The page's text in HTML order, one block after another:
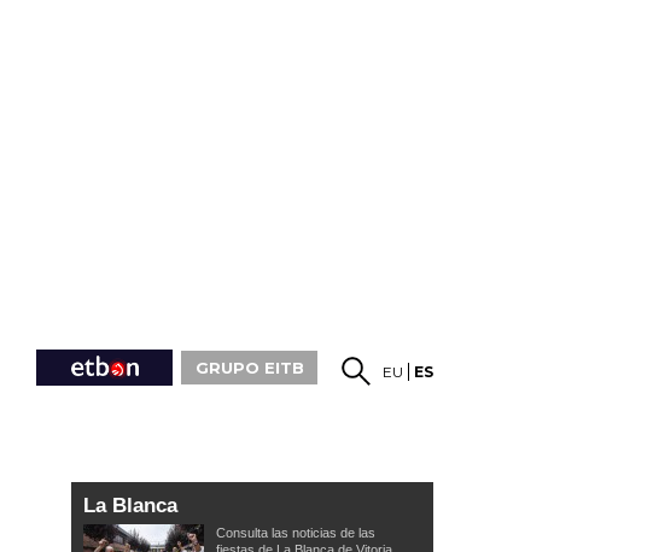
GRUPO EITB EU ES
La Blanca
Consulta las noticias de las